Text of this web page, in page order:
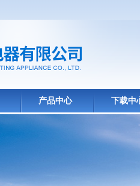
产品中心 下载中